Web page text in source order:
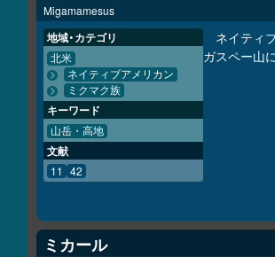
Migamamesus
ネイティ
ガスペー山
地域・カテゴリ
北米
ネイティブアメリカン
ミクマク族
キーワード
山岳・高地
文献
11 42
ミカール